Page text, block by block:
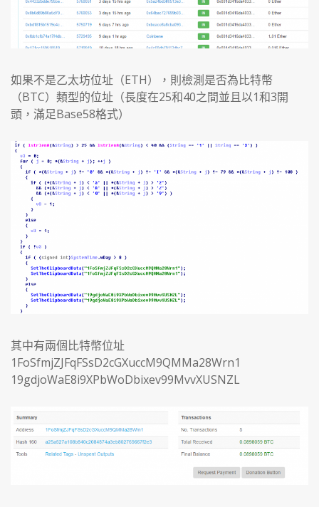
如果不是乙太坊位址（ETH），則檢測是否為比特幣
（BTC）類型的位址（長度在25和40之間並且以1和3開
頭，滿足Base58格式）
其中有兩個比特幣位址
1FoSfmjZJFqFSsD2cGXuccM9QMMa28Wrn1
19gdjoWaE8i9XPbWoDbixev99MvvXUSNZL